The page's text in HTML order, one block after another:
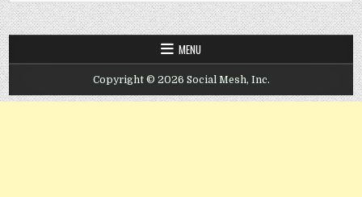
MENU
Copyright © 2026 Social Mesh, Inc.